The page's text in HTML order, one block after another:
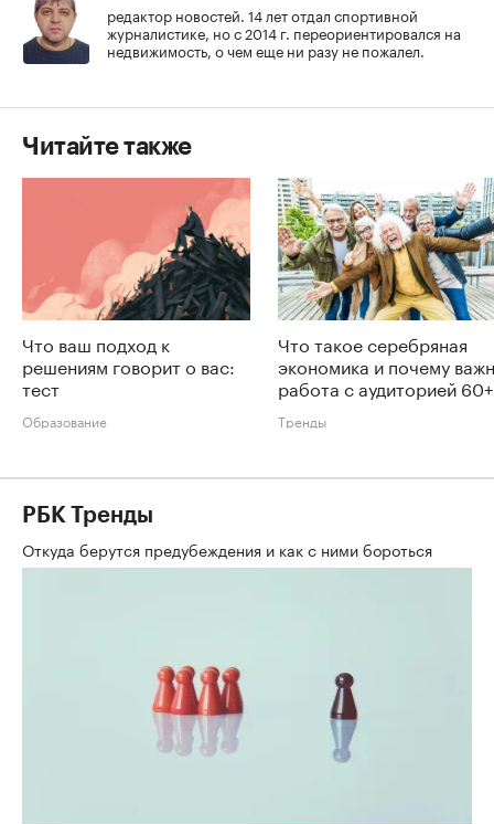
редактор новостей. 14 лет отдал спортивной
журналистике, но с 2014 г. переориентировался на
недвижимость, о чем еще ни разу не пожалел.
Читайте также
Что ваш подход к
решениям говорит о вас:
тест
Образование
Что такое серебряная
экономика и почему
работа с аудиторией 60+
Тренды
РБК Тренды
Откуда берутся предубеждения и как с ними бороться